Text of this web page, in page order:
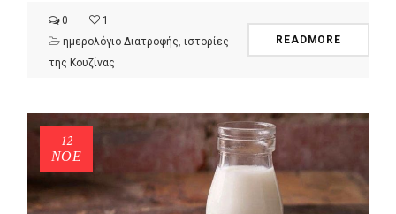
0
1
ημερολόγιο Διατροφής ιστορίες
της Κουζίνας
READMORE
12
ΝΟΈ